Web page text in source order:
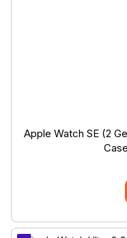
Apple Watch SE (2